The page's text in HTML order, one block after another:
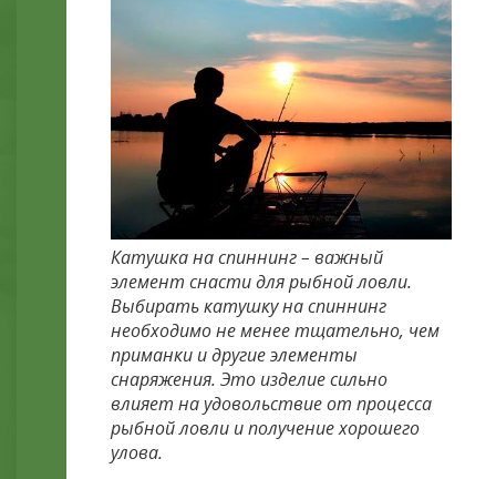
Катушка на спиннинг – важный
элемент снасти для рыбной ловли.
Выбирать катушку на спиннинг
необходимо не менее тщательно, чем
приманки и другие элементы
снаряжения. Это изделие сильно
влияет на удовольствие от процесса
рыбной ловли и получение хорошего
улова.